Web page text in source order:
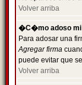
Volver arriba
�C�mo adoso mi
Para adosar una
Agregar firma
puede evitar que
Volver arriba